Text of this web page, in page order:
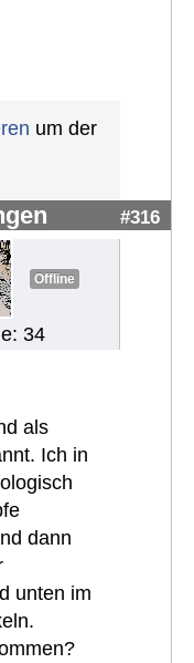
um der
#316
Offline
34
als
Ich in
dann
unten im